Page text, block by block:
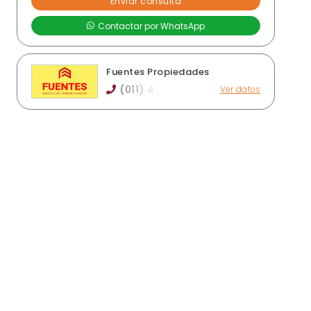
Fuentes Propiedades
(011) 42 Ver datos
consultas@fuentespropiedades.com.ar